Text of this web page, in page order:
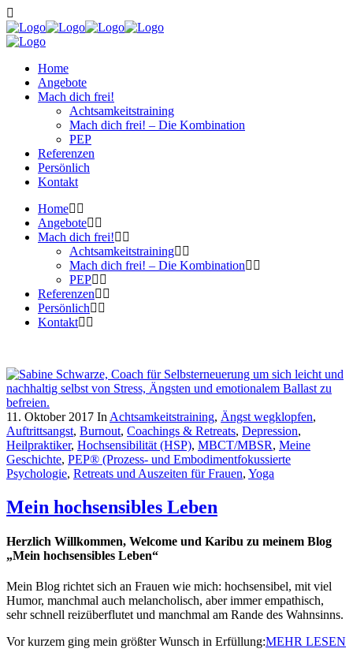
Home
Angebote
Mach dich frei!
Achtsamkeitstraining
Mach dich frei! – Die Kombination
PEP
Referenzen
Persönlich
Kontakt
Home
Angebote
Mach dich frei!
Achtsamkeitstraining
Mach dich frei! – Die Kombination
PEP
Referenzen
Persönlich
Kontakt
11. Oktober 2017 In Achtsamkeitstraining, Ängst wegklopfen,
Auftrittsangst, Burnout, Coachings & Retreats, Depression,
Heilpraktiker, Hochsensibilität (HSP), MBCT/MBSR, Meine
Geschichte, PEP® (Prozess- und Embodimentfokussierte
Psychologie, Retreats und Auszeiten für Frauen, Yoga
Mein hochsensibles Leben
Herzlich Willkommen, Welcome und Karibu zu meinem Blog
„Mein hochsensibles Leben“
Mein Blog richtet sich an Frauen wie mich: hochsensibel, mit viel
Humor, manchmal auch melancholisch, aber immer empathisch,
sehr schnell reizüberflutet und manchmal am Rande des Wahnsinns.
Vor kurzem ging mein größter Wunsch in Erfüllung:MEHR LESEN